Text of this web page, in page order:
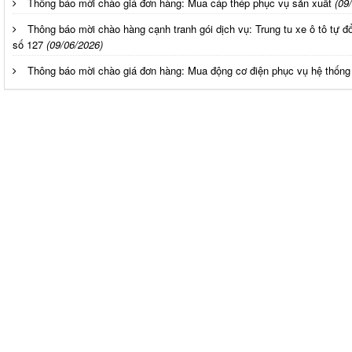
Thông báo mời chào hàng cạnh tranh gói dịch vụ: Trung tu xe ô tô tự
số 127 (09/06/2026)
Thông báo mời chào giá đơn hàng: Mua động cơ điện phục vụ hệ